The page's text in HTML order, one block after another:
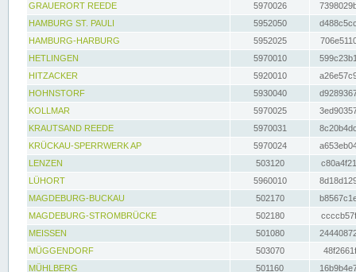
GRAUERORT REEDE
5970026
HAMBURG ST. PAULI
5952050
HAMBURG-HARBURG
5952025
HETLINGEN
5970010
HITZACKER
5920010
HOHNSTORF
5930040
KOLLMAR
5970025
KRAUTSAND REEDE
5970031
KRÜCKAU-SPERRWERK AP
5970024
LENZEN
503120
LÜHORT
5960010
MAGDEBURG-BUCKAU
502170
MAGDEBURG-STROMBRÜCKE
502180
MEISSEN
501080
MÜGGENDORF
503070
MÜHLBERG
501160